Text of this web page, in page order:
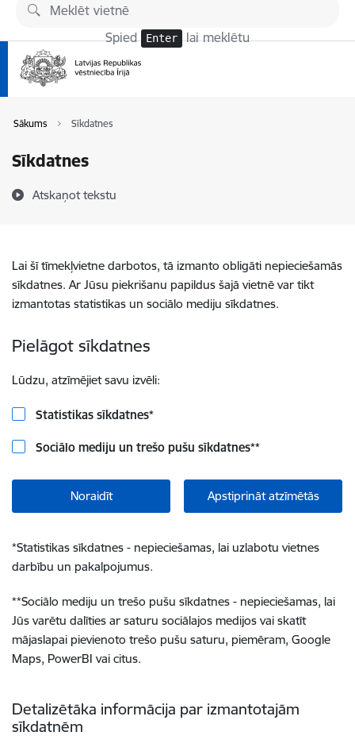
Pāriet uz lapas saturu
Spied Enter lai meklētu
Sākums Sīkdatnes
Sīkdatnes
Atskaņot tekstu
Lai šī tīmekļvietne darbotos, tā izmanto obligāti nepieciešamās
sīkdatnes. Ar Jūsu piekrišanu papildus šajā vietnē var tikt
izmantotas statistikas un sociālo mediju sīkdatnes.
Pielāgot sīkdatnes
Lūdzu, atzīmējiet savu izvēli:
Statistikas sīkdatnes*
Sociālo mediju un trešo pušu sīkdatnes**
Noraidīt Apstiprināt atzīmētās
*Statistikas sīkdatnes - nepieciešamas, lai uzlabotu vietnes
darbību un pakalpojumus.
**Sociālo mediju un trešo pušu sīkdatnes - nepieciešamas, lai
Jūs varētu dalīties ar saturu sociālajos medijos vai skatīt
mājaslapai pievienoto trešo pušu saturu, piemēram, Google
Maps, PowerBI vai citus.
Detalizētāka informācija par izmantotajām
sīkdatnēm